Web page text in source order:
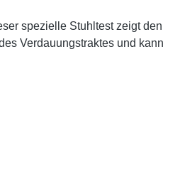
spezielle Stuhltest zeigt den
Verdauungstraktes und kann